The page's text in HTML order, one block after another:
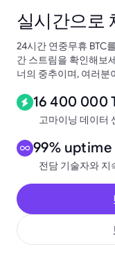
실시간으로
24시간 연중무휴 BTC
간 스트림을 확인해보
너의 중추이며, 여러분
16 400 000
고마이닝 데이터
99% uptime
전담 기술자와